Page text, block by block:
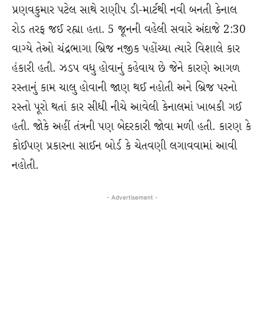
પ્રણવકુમાર પટેલ સાથે રાણીપ ડી-માર્ટથી નવી બનતી કેનાલ
રોડ તરફ જઈ રહ્યા હતા. 5 જૂનની વહેલી સવારે અંદાજે 2:30
વાગ્યે તેઓ ચંદ્રભાગા બ્રિજ નજીક પહોંચ્યા ત્યારે વિશાલે કાર
હંકારી હતી. ઝડપ વધુ હોવાનું કહેવાય છે જેને કારણે આગળ
રસ્તાનું કામ ચાલુ હોવાની જાણ થઈ નહોતી અને બ્રિજ પરનો
રસ્તો પૂરો થતાં કાર સીધી નીચે આવેલી કેનાલમાં ખાબકી ગઈ
હતી. જોકે અહીં તંત્રની પણ બેદરકારી જોવા મળી હતી. કારણ કે
કોઈપણ પ્રકારના સાઈન બોર્ડ કે ચેતવણી લગાવવામાં આવી
નહોતી.
- Advertisement -